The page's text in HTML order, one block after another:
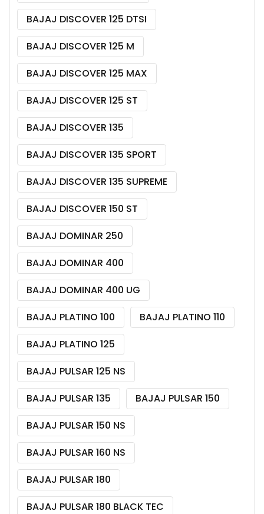
BAJAJ DISCOVER 125 DTSI
BAJAJ DISCOVER 125 M
BAJAJ DISCOVER 125 MAX
BAJAJ DISCOVER 125 ST
BAJAJ DISCOVER 135
BAJAJ DISCOVER 135 SPORT
BAJAJ DISCOVER 135 SUPREME
BAJAJ DISCOVER 150 ST
BAJAJ DOMINAR 250
BAJAJ DOMINAR 400
BAJAJ DOMINAR 400 UG
BAJAJ PLATINO 100
BAJAJ PLATINO 110
BAJAJ PLATINO 125
BAJAJ PULSAR 125 NS
BAJAJ PULSAR 135
BAJAJ PULSAR 150
BAJAJ PULSAR 150 NS
BAJAJ PULSAR 160 NS
BAJAJ PULSAR 180
BAJAJ PULSAR 180 BLACK TEC